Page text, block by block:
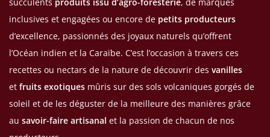
succulents produits issu d’agro-foresterie, de marques
inclusives et engagées ou encore de petits producteurs
d’excellence, passionnés des joyaux naturels qu’offrent
l’Océan indien et la Caraïbe. C’est l’occasion à travers ces
recettes ou nectars de la nature de découvrir des vanilles
et fruits exotiques mûris sur des sols volcaniques gorgés de
soleil et de les déguster de la meilleure des manières grâce
au savoir-faire artisanal et la passion de chacun de nos